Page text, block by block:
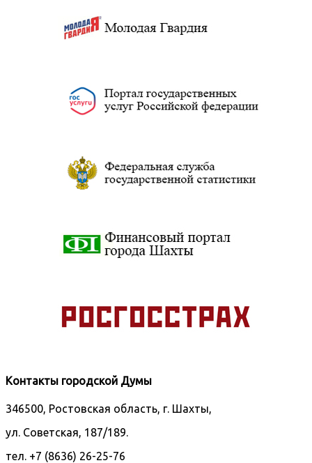
Контакты городской Думы
346500, Ростовская область, г. Шахты,
ул. Советская, 187/189.
тел. +7 (8636) 26-25-76